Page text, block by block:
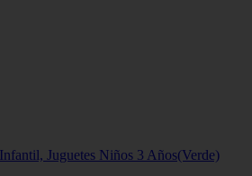
Juguetes Niños 3 Años(Verde)